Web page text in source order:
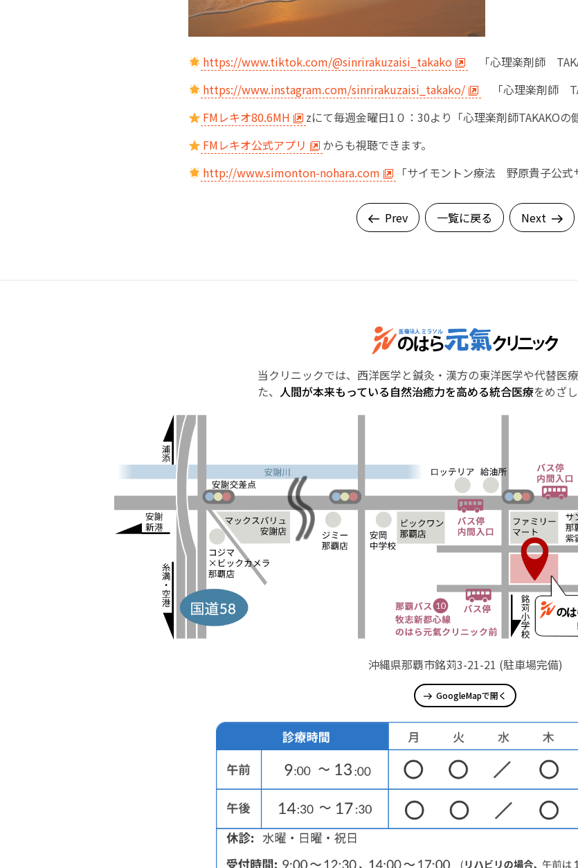
https://www.tiktok.com/@sinrirakuzaisi_takako
「心理楽剤師
https://www.instagram.com/sinrirakuzaisi_takako/
「心理楽剤師
FMレキオ80.6MH
zにて毎週金曜日1０：30より「心理楽剤師TAKAKOの
FMレキオ公式アプリ
からも視聴できます。
http://www.simonton-nohara.com
「サイモントン療法 野原貴子公式
Prev 一覧に戻る Next
当クリニックでは、西洋医学と鍼灸・漢方の東洋医学や代替医
た、 人間が本来もっている自然治癒力を高める統合医療をめざ
沖縄県那覇市銘苅3-21-21 (駐車場完備)
GoogleMapで開く